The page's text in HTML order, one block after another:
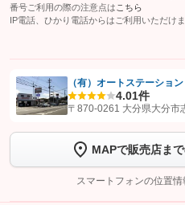
番号ご利用の際の注意点は こちら
IP電話、ひかり電話からはご利用いただけま
【STEP1】認証画面でグーネットを友
トーク画面で
ボタンをタ
完了してください。
こち
（有）オートステーショ
4.01件
〒870-0261 大分県大分市
MAPで販売店ま
スマートフォンの位置